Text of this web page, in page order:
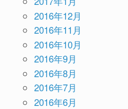
2016年12月
2016年11月
2016年10月
2016年9月
2016年8月
2016年7月
2016年6月